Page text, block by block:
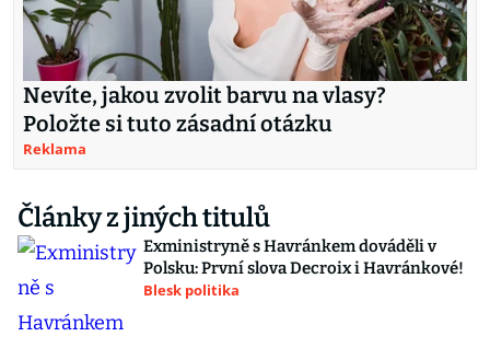
Nevíte, jakou zvolit barvu na vlasy?
Položte si tuto zásadní otázku
Reklama
Články z jiných titulů
Exministryně s Havránkem dováděli v
Polsku: První slova Decroix i Havránkové!
Blesk politika